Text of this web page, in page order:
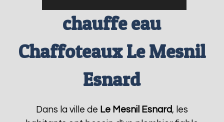
chauffe eau
Chaffoteaux Le Mesnil
Esnard
Dans la ville de Le Mesnil Esnard, les